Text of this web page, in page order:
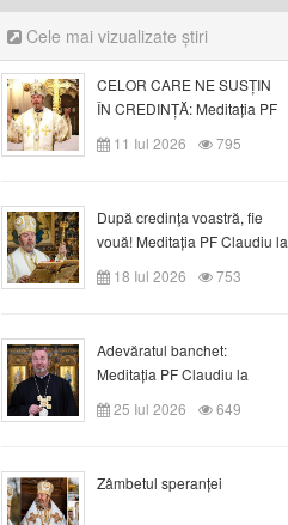
Cele mai vizualizate știri
CELOR CARE NE SUSȚIN
ÎN CREDINȚĂ: Meditația PF
Claudiu la Duminica a VI-a
după Rusalii
11 Iul 2026 795
După credinţa voastră, fie
vouă! Meditația PF Claudiu la
duminica a VII-a după Rusalii
18 Iul 2026 753
Adevăratul banchet:
Meditația PF Claudiu la
Duminica a VIII-a după
Rusalii
25 Iul 2026 649
Zâmbetul speranței